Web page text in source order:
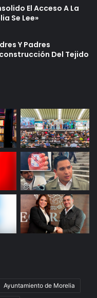
El Acceso A La
Se Lee»
Y Padres
Del Tejido
Ayuntamiento de Morelia